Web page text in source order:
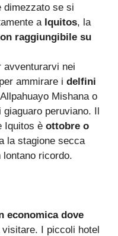
dimezzato se si
a Iquitos, la
raggiungibile su
avventurarvi nei
ammirare i delfini
Mishana o
giaguaro peruviano. Il
Iquitos è ottobre o
la stagione secca
ricordo.
economica dove
I piccoli hotel